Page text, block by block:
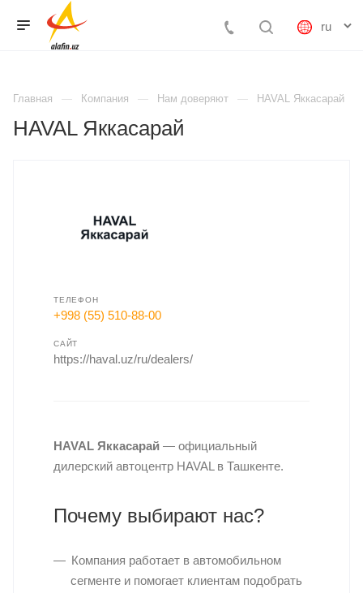
Главная Компания Нам доверяют HAVAL Яккасарай
HAVAL Яккасарай
ТЕЛЕФОН
+998 (55) 510-88-00
САЙТ
https://haval.uz/ru/dealers/
HAVAL Яккасарай — официальный
дилерский автоцентр HAVAL в Ташкенте.
Почему выбирают нас?
Компания работает в автомобильном
сегменте и помогает клиентам подобрать